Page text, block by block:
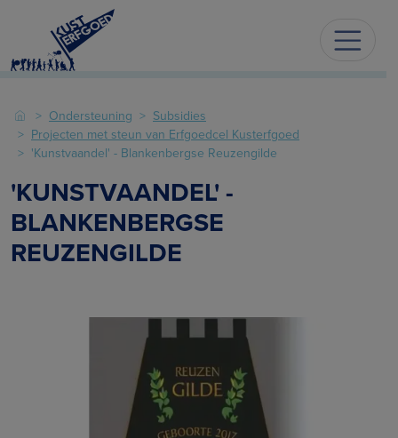
Ondersteuning
Subsidies
Projecten met steun van Erfgoedcel Kusterfgoed
'Kunstvaandel' - Blankenbergse Reuzengilde
'KUNSTVAANDEL' -
BLANKENBERGSE
REUZENGILDE